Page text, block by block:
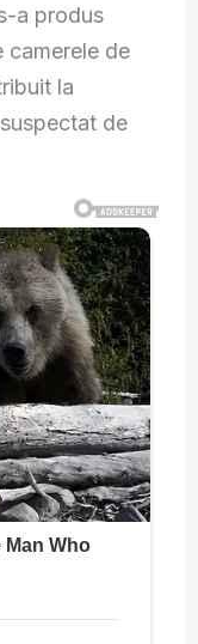
a produs
camerele de
la
de